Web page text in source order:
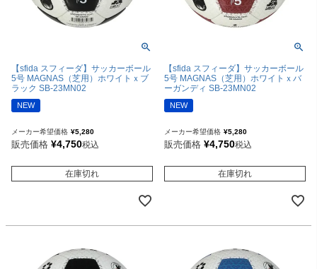
【sfida スフィーダ】サッカーボール
5号 MAGNAS（芝用）ホワイトｘブ
ラック SB-23MN02
NEW
メーカー希望価格 ¥5,280
販売価格 ¥4,750税込
在庫切れ
【sfida スフィーダ】サッカーボール
5号 MAGNAS（芝用）ホワイトｘバ
ーガンディ SB-23MN02
NEW
メーカー希望価格 ¥5,280
販売価格 ¥4,750税込
在庫切れ